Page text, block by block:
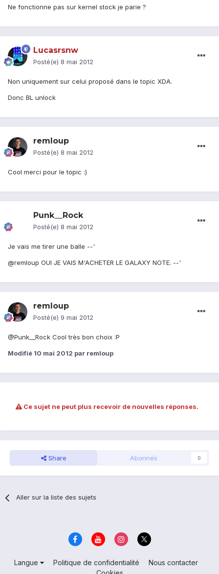
Ne fonctionne pas sur kernel stock je parie ?
Lucasrsnw
Posté(e) 8 mai 2012
Non uniquement sur celui proposé dans le topic XDA.
Donc BL unlock
remloup
Posté(e) 8 mai 2012
Cool merci pour le topic :)
Punk__Rock
Posté(e) 8 mai 2012
Je vais me tirer une balle --'
@remloup OUI JE VAIS M'ACHETER LE GALAXY NOTE. --'
remloup
Posté(e) 9 mai 2012
@Punk__Rock Cool très bon choix :P
Modifié 10 mai 2012 par remloup
Ce sujet ne peut plus recevoir de nouvelles réponses.
Share Abonnés 0
Aller sur la liste des sujets
Langue Politique de confidentialité
Nous contacter